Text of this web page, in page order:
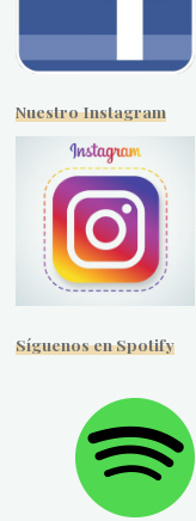
Nuestro Instagram
Síguenos en Spotify